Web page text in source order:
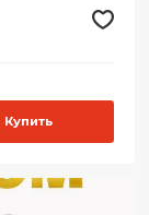
Купить